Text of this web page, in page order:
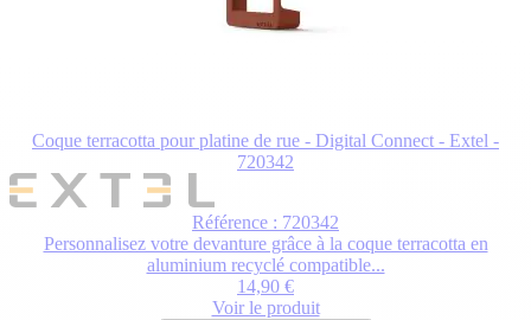
Coque terracotta pour platine de rue - Digital Connect - Extel -
720342
Référence : 720342
Personnalisez votre devanture grâce à la coque terracotta en
aluminium recyclé compatible...
14,90 €
Voir le produit